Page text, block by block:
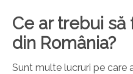
Ce ar trebui
din România?
Sunt multe lucruri pe care